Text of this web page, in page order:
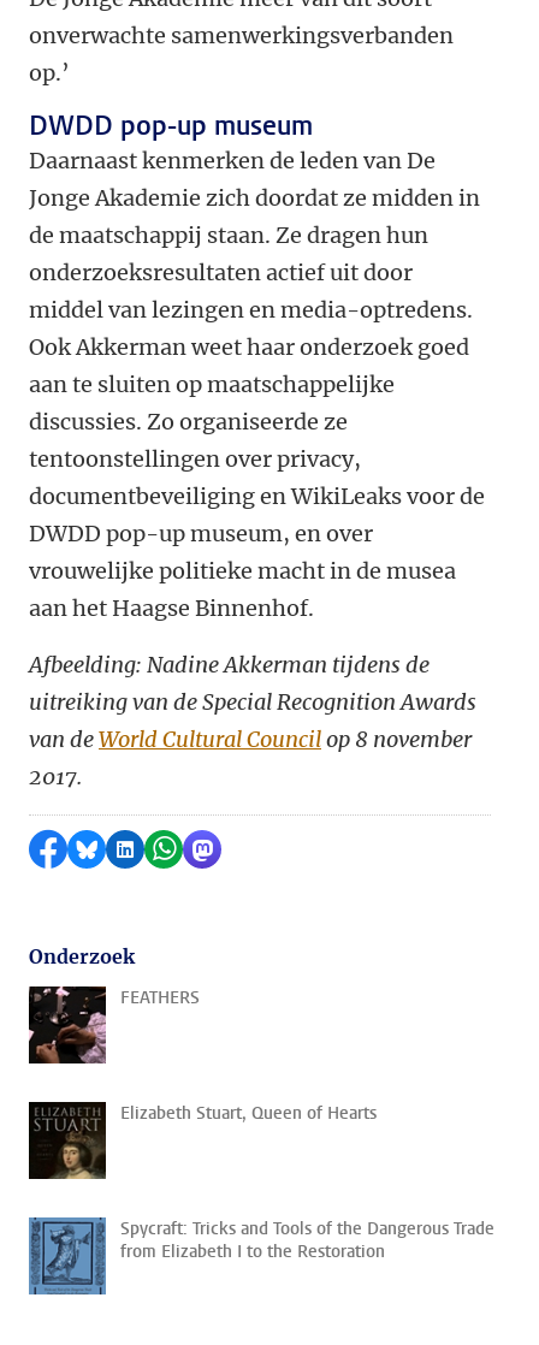
onverwachte samenwerkingsverbanden
op.’
DWDD pop-up museum
Daarnaast kenmerken de leden van De
Jonge Akademie zich doordat ze midden in
de maatschappij staan. Ze dragen hun
onderzoeksresultaten actief uit door
middel van lezingen en media-optredens.
Ook Akkerman weet haar onderzoek goed
aan te sluiten op maatschappelijke
discussies. Zo organiseerde ze
tentoonstellingen over privacy,
documentbeveiliging en WikiLeaks voor de
DWDD pop-up museum, en over
vrouwelijke politieke macht in de musea
aan het Haagse Binnenhof.
Afbeelding: Nadine Akkerman tijdens de
uitreiking van deSpecial Recognition Awards
van deWorld Cultural Councilop 8 november
2017.
Delen op Facebook
Delen via Bluesky
Delen op LinkedIn
Delen via WhatsApp
Delen via Mastodon
Onderzoek
FEATHERS
Elizabeth Stuart, Queen of Hearts
Spycraft: Tricks and Tools of the Dangerous Trade
from Elizabeth I to the Restoration